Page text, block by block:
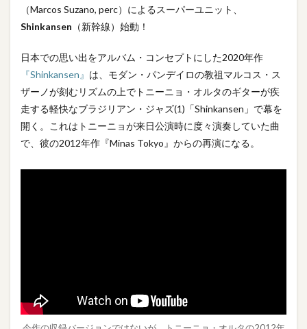
（Marcos Suzano, perc）によるスーパーユニット、
Shinkansen （新幹線）始動！
日本での思い出をアルバム・コンセプトにした2020年作
『Shinkansen』 は、モダン・パンデイロの教祖マルコス・ス
ザーノが刻むリズムの上でトニーニョ・オルタのギターが疾
走する軽快なブラジリアン・ジャズ(1)「Shinkansen」で幕を
開く。これはトニーニョが来日公演時に度々演奏していた曲
で、彼の2012年作『Minas Tokyo』からの再演になる。